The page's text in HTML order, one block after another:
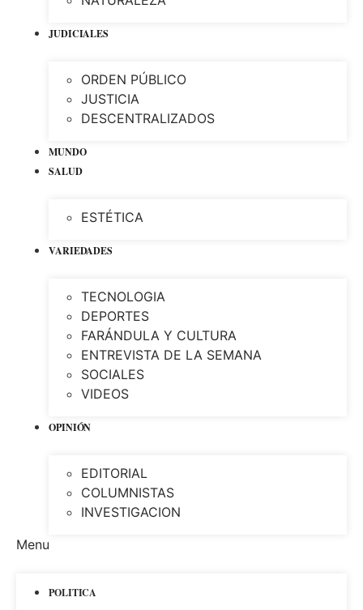
JUDICIALES
ORDEN PÚBLICO
JUSTICIA
DESCENTRALIZADOS
MUNDO
SALUD
ESTÉTICA
VARIEDADES
TECNOLOGIA
DEPORTES
FARÁNDULA Y CULTURA
ENTREVISTA DE LA SEMANA
SOCIALES
VIDEOS
OPINIÓN
EDITORIAL
COLUMNISTAS
INVESTIGACION
Menu
POLITICA